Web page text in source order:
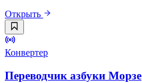
Открыть
Конвертер
Переводчик азбуки Морзе